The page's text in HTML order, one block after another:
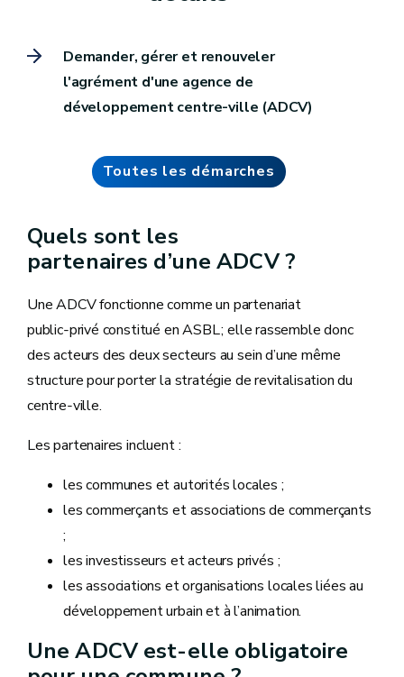
Demander, gérer et renouveler
l'agrément d'une agence de
développement centre-ville (ADCV)
Toutes les démarches
Quels sont les
partenaires d’une ADCV ?
Une ADCV fonctionne comme un partenariat
public‑privé constitué en ASBL ; elle rassemble donc
des acteurs des deux secteurs au sein d’une même
structure pour porter la stratégie de revitalisation du
centre‑ville.
Les partenaires incluent :
les communes et autorités locales ;
les commerçants et associations de commerçants
;
les investisseurs et acteurs privés ;
les associations et organisations locales liées au
développement urbain et à l’animation.
Une ADCV est-elle obligatoire